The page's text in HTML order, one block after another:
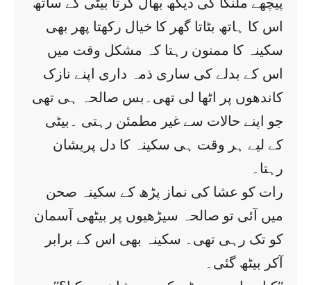
اس کا ہاتھ بٹاتا گھر کا خیال رکھتا پھر بھی
سکینہ کا ممنون رہتا کہ مشکل وقت میں
اس کے بدلے کی ساری ذمہ داری اپنے نازک
کاندھوں پر اٹھا لی تھی۔بس صالحہ ہی تھی
جو اپنے حالات سے غیر مطمئن رہتی ۔بیٹی
کے لیے ہر وقت ہی سکینہ کا دل پریشان
رہتا۔
رات کو عشا کی نماز پڑھ کے سکینہ صحن
میں آئی تو صالحہ سیڑھیوں پر بیٹھی آسمان
کو تک رہی تھی۔ سکینہ بھی اس کے برابر
آکر بیٹھ گئی۔